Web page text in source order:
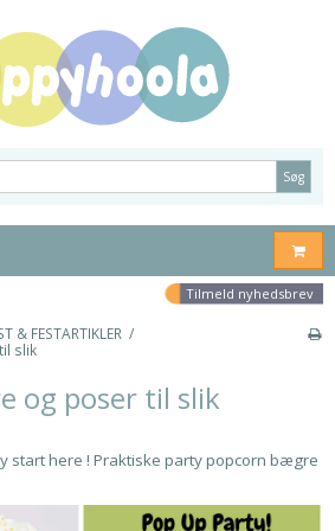
Søg
Tilmeld nyhedsbrev
& FESTARTIKLER /
slik
og poser til slik
start here ! Praktiske party popcorn bægre